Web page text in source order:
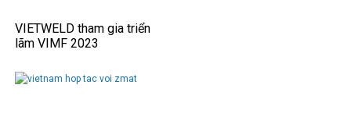
VIETWELD tham gia triển
lãm VIMF 2023